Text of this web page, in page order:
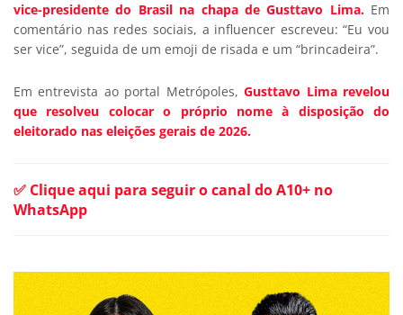
vice-presidente do Brasil na chapa de Gusttavo Lima. Em
comentário nas redes sociais, a influencer escreveu: “Eu vou
ser vice”, seguida de um emoji de risada e um “brincadeira”.
Em entrevista ao portal Metrópoles,Gusttavo Lima revelou
que resolveu colocar o próprio nome à disposição do
eleitorado nas eleições gerais de 2026.
✅ Clique aqui para seguir o canal do A10+ no
WhatsApp